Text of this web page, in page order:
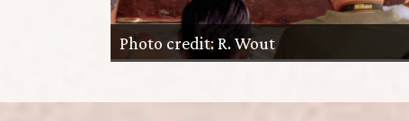
Photo credit: R. Wout